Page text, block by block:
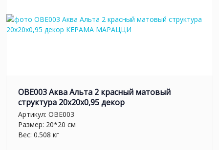
OBE003 Аква Альта 2 красный матовый
структура 20x20x0,95 декор
Артикул: OBE003
Размер: 20*20 см
Вес: 0.508 кг